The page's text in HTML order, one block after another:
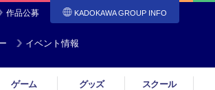
作品公募 KADOKAWA GROUP INFO
イベント情報
ゲーム グッズ スクール